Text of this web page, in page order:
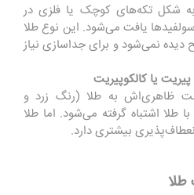
شکل تکه‌های کوچک یا فلزی در
یافت می‌شود. این نوع طلا
دیده نمی‌شود و برای جداسازی نیاز
یا کالکوپیریت
ظاهری‌اش به طلا (رنگ زرد و
اشتباه گرفته می‌شود. اما طلا
بیشتری دارد.